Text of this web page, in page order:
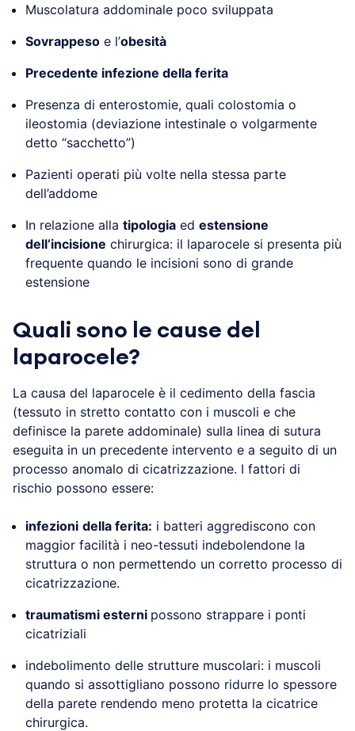
Muscolatura addominale poco sviluppata
Sovrappeso e l’obesità
Precedente infezione della ferita
Presenza di enterostomie, quali colostomia o
ileostomia (deviazione intestinale o volgarmente
detto “sacchetto”)
Pazienti operati più volte nella stessa parte
dell’addome
In relazione alla tipologia ed estensione
dell’incisione chirurgica: il laparocele si presenta più
frequente quando le incisioni sono di grande
estensione
Quali sono le cause del
laparocele?
La causa del laparocele è il cedimento della fascia
(tessuto in stretto contatto con i muscoli e che
definisce la parete addominale) sulla linea di sutura
eseguita in un precedente intervento e a seguito di un
processo anomalo di cicatrizzazione. I fattori di
rischio possono essere:
infezioni della ferita: i batteri aggrediscono con
maggior facilità i neo-tessuti indebolendone la
struttura o non permettendo un corretto processo di
cicatrizzazione.
traumatismi esterni possono strappare i ponti
cicatriziali
indebolimento delle strutture muscolari: i muscoli
quando si assottigliano possono ridurre lo spessore
della parete rendendo meno protetta la cicatrice
chirurgica.